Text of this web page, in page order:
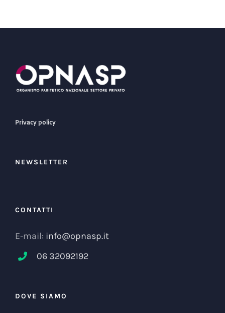
Privacy policy
NEWSLETTER
CONTATTI
E-mail: info@opnasp.it
06 32092192
DOVE SIAMO